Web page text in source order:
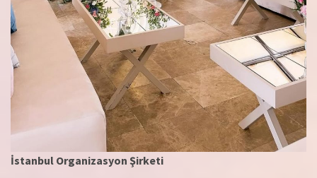
İstanbul Organizasyon Şirketi